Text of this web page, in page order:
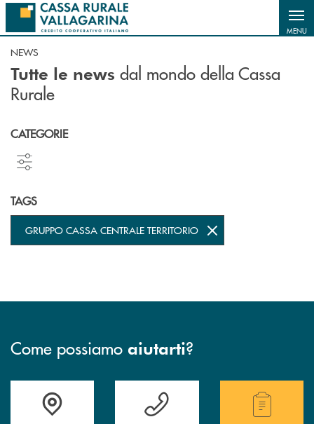
Salta al contenuto principale
MENU
NEWS
Tutte le news dal mondo della Cassa
Rurale
CATEGORIE
TAGS
GRUPPO CASSA CENTRALE TERRITORIO
Come possiamo aiutarti?
Accedi all' elenco completo delle filiali .Hai bisogno di assistenza immediata?
Hai bisogno di